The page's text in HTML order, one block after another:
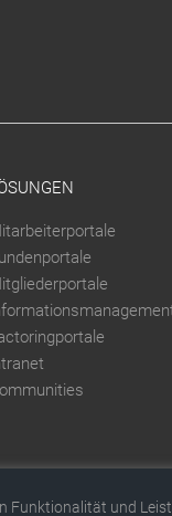
Funktionalität und